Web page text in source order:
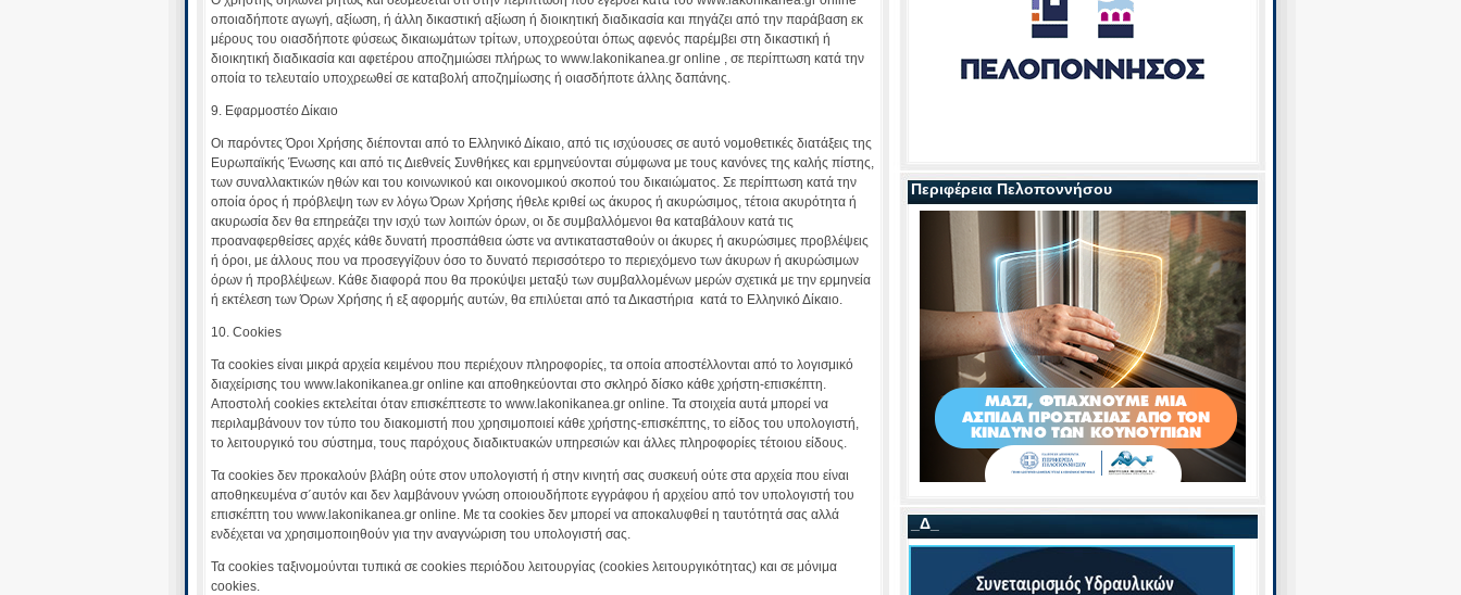
Περιφέρεια Πελοποννήσου
_Δ_
οποιαδήποτε αγωγή, αξίωση, ή άλλη δικαστική αξίωση ή διοικητική διαδικασία και πηγάζει από την παράβαση εκ
μέρους του οιασδήποτε φύσεως δικαιωμάτων τρίτων, υποχρεούται όπως αφενός παρέμβει στη δικαστική ή
διοικητική διαδικασία και αφετέρου αποζημιώσει πλήρως το www.lakonikanea.gr online , σε περίπτωση κατά την
οποία το τελευταίο υποχρεωθεί σε καταβολή αποζημίωσης ή οιασδήποτε άλλης δαπάνης.
9. Εφαρμοστέο Δίκαιο
Οι παρόντες Όροι Χρήσης διέπονται από το Ελληνικό Δίκαιο, από τις ισχύουσες σε αυτό νομοθετικές διατάξεις της
Ευρωπαϊκής Ένωσης και από τις Διεθνείς Συνθήκες και ερμηνεύονται σύμφωνα με τους κανόνες της καλής πίστης,
των συναλλακτικών ηθών και του κοινωνικού και οικονομικού σκοπού του δικαιώματος. Σε περίπτωση κατά την
οποία όρος ή πρόβλεψη των εν λόγω Όρων Χρήσης ήθελε κριθεί ως άκυρος ή ακυρώσιμος, τέτοια ακυρότητα ή
ακυρωσία δεν θα επηρεάζει την ισχύ των λοιπών όρων, οι δε συμβαλλόμενοι θα καταβάλουν κατά τις
προαναφερθείσες αρχές κάθε δυνατή προσπάθεια ώστε να αντικατασταθούν οι άκυρες ή ακυρώσιμες προβλέψεις
ή όροι, με άλλους που να προσεγγίζουν όσο το δυνατό περισσότερο το περιεχόμενο των άκυρων ή ακυρώσιμων
όρων ή προβλέψεων. Κάθε διαφορά που θα προκύψει μεταξύ των συμβαλλομένων μερών σχετικά με την ερμηνεία
ή εκτέλεση των Όρων Χρήσης ή εξ αφορμής αυτών, θα επιλύεται από τα Δικαστήρια κατά το Ελληνικό Δίκαιο.
10. Cookies
Τα cookies είναι μικρά αρχεία κειμένου που περιέχουν πληροφορίες, τα οποία αποστέλλονται από το λογισμικό
διαχείρισης του www.lakonikanea.gr online και αποθηκεύονται στο σκληρό δίσκο κάθε χρήστη-επισκέπτη.
Αποστολή cookies εκτελείται όταν επισκέπτεστε το www.lakonikanea.gr online. Τα στοιχεία αυτά μπορεί να
περιλαμβάνουν τον τύπο του διακομιστή που χρησιμοποιεί κάθε χρήστης-επισκέπτης, το είδος του υπολογιστή,
το λειτουργικό του σύστημα, τους παρόχους διαδικτυακών υπηρεσιών και άλλες πληροφορίες τέτοιου είδους.
Τα cookies δεν προκαλούν βλάβη ούτε στον υπολογιστή ή στην κινητή σας συσκευή ούτε στα αρχεία που είναι
αποθηκευμένα σ΄αυτόν και δεν λαμβάνουν γνώση οποιουδήποτε εγγράφου ή αρχείου από τον υπολογιστή του
επισκέπτη του www.lakonikanea.gr online. Με τα cookies δεν μπορεί να αποκαλυφθεί η ταυτότητά σας αλλά
ενδέχεται να χρησιμοποιηθούν για την αναγνώριση του υπολογιστή σας.
Τα cookies ταξινομούνται τυπικά σε cookies περιόδου λειτουργίας (cookies λειτουργικότητας) και σε μόνιμα
cookies.